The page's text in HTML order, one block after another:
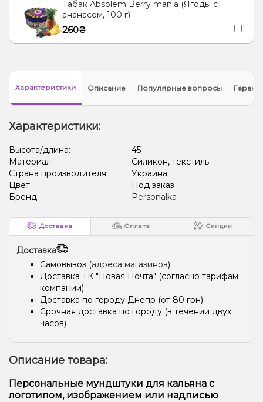
Табак Absolem Berry mania (Ягоды с
ананасом, 100 г)
260₴
Характеристики Описание Популярные вопросы
Характеристики:
Высота/длина:
45
Материал:
Силикон, текстиль
Страна производителя:
Украина
Цвет:
Под заказ
Бренд:
Personalka
Доставка Оплата Скидки
Доставка
Самовывоз (адреса магазинов)
Доставка ТК "Новая Почта" (согласно тарифам
компании)
Доставка по городу Днепр (от 80 грн)
Срочная доставка по городу (в течении двух
часов)
Описание товара:
Персональные мундштуки для кальяна с
логотипом, изображением или надписью